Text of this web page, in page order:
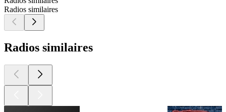
Radios similaires
Radios similaires